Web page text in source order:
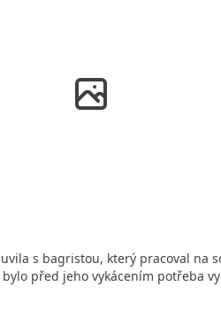
s bagristou, který pracoval na
před jeho vykácením potřeba